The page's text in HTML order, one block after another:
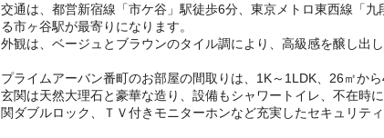
交通は、都営新宿線「市ケ谷」駅徒歩6分、東京メトロ東西線「
る市ヶ谷駅が最寄りになります。
外観は、ベージュとブラウンのタイル調により、高級感を醸し出
プライムアーバン番町のお部屋の間取りは、1K～1LDK、26㎡か
玄関は天然大理石と豪華な造り、設備もシャワートイレ、不在時
関ダブルロック、ＴＶ付きモニターホンなど充実したセキュリテ